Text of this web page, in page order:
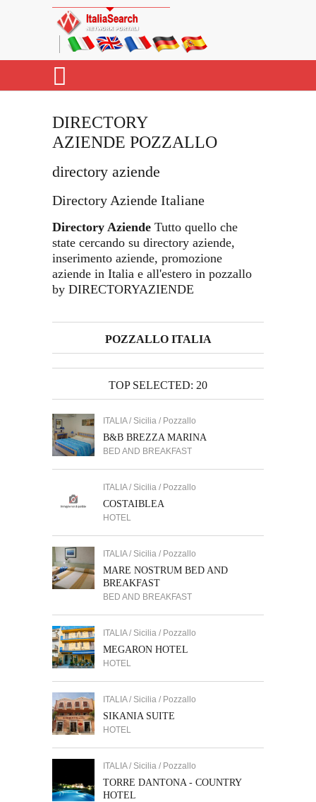
DIRECTORY
AZIENDE POZZALLO
directory aziende
Directory Aziende Italiane
Directory Aziende Tutto quello che
state cercando su directory aziende,
inserimento aziende, promozione
aziende in Italia e all'estero in pozzallo
by DIRECTORYAZIENDE
POZZALLO ITALIA
TOP SELECTED: 20
ITALIA / Sicilia / Pozzallo
B&B BREZZA MARINA
BED AND BREAKFAST
ITALIA / Sicilia / Pozzallo
COSTAIBLEA
HOTEL
ITALIA / Sicilia / Pozzallo
MARE NOSTRUM BED AND
BREAKFAST
BED AND BREAKFAST
ITALIA / Sicilia / Pozzallo
MEGARON HOTEL
HOTEL
ITALIA / Sicilia / Pozzallo
SIKANIA SUITE
HOTEL
ITALIA / Sicilia / Pozzallo
TORRE DANTONA - COUNTRY
HOTEL